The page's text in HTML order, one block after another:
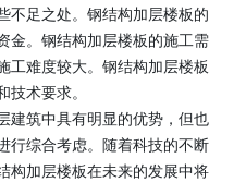
不足之处。钢结构加层楼板的
金。钢结构加层楼板的施工需
工难度较大。钢结构加层楼板
术要求。
建筑中具有明显的优势，但也
行综合考虑。随着科技的不断
构加层楼板在未来的发展中将